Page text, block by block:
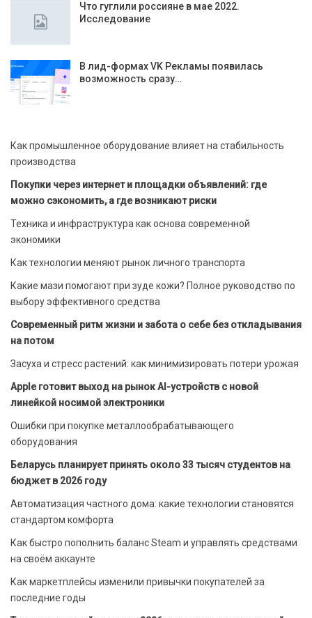
Что гуглили россияне в мае 2022.
Исследование
В лид-формах VK Рекламы появилась
возможность сразу…
Как промышленное оборудование влияет на стабильность
производства
Покупки через интернет и площадки объявлений: где
можно сэкономить, а где возникают риски
Техника и инфраструктура как основа современной
экономики
Как технологии меняют рынок личного транспорта
Какие мази помогают при зуде кожи? Полное руководство по
выбору эффективного средства
Современный ритм жизни и забота о себе без откладывания
на потом
Засуха и стресс растений: как минимизировать потери урожая
Apple готовит выход на рынок AI-устройств с новой
линейкой носимой электроники
Ошибки при покупке металлообрабатывающего
оборудования
Беларусь планирует принять около 33 тысяч студентов на
бюджет в 2026 году
Автоматизация частного дома: какие технологии становятся
стандартом комфорта
Как быстро пополнить баланс Steam и управлять средствами
на своём аккаунте
Как маркетплейсы изменили привычки покупателей за
последние годы